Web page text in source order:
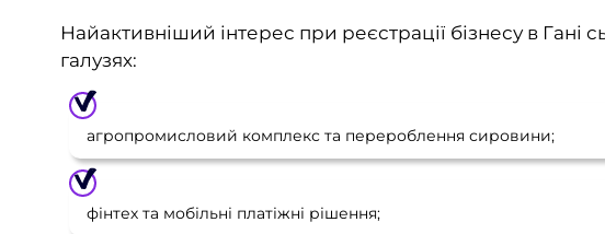
Найактивніший інтерес при реєстрації бізнесу в Гані
галузях:
агропромисловий комплекс та перероблення сировини;
фінтех та мобільні платіжні рішення;